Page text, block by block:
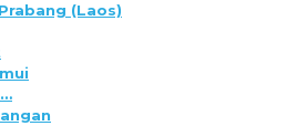
(Laos)